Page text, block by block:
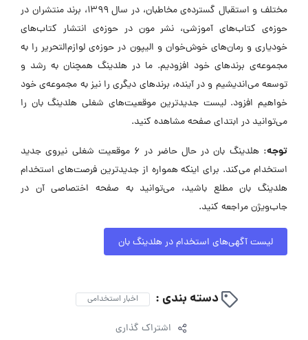
مختلف و استقبال گسترده‌ی مخاطبان، در سال ۱۳۹۹، برند منتشران در
حوزه‌ی کتاب‌های آموزشی، نشر مون در حوزه‌ی انتشار کتاب‌های
خودیاری و رمان‌های خوش‌خوان و الیپون در حوزه‌ی لوازم‌التحریر را به
مجموعه‌ی برندهای خود افزودیم. ما در هلدینگ همچنان به رشد و
توسعه می‌اندیشیم و در آینده، برندهای دیگری را نیز به مجموعه‌ی خود
خواهیم افزود. لیست جدیدترین موقعیت‌های شغلی هلدینگ بان را
می‌توانید در ابتدای صفحه مشاهده کنید.
توجه:
هلدینگ بان در حال حاضر در ۶ موقعیت شغلی نیروی جدید
استخدام می‌کند. برای اینکه همواره از جدیدترین فرصت‌های استخدام
هلدینگ بان مطلع باشید، می‌توانید به صفحه اختصاصی آن در
جاب‌ویژن مراجعه کنید.
لیست آگهی‌های استخدام در هلدینگ بان
دسته بندی : اخبار استخدامی
اشتراک گذاری